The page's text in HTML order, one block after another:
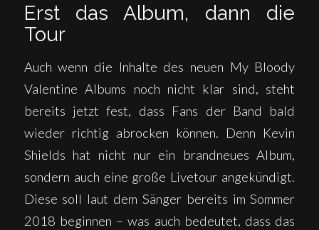
Erst das Album, dann die
Tour
Auch wenn die Inhalte des neuen My Bloody
Valentine Albums noch nicht klar sind, steht
bereits jetzt fest, dass Fans der Band bald
wieder richtig abrocken können. Denn Kevin
Shields hat nicht nur ein brandneues Album,
sondern auch eine große Livetour angekündigt.
Diese soll laut dem Sänger bereits im Sommer
2018 beginnen – was auch bedeutet, dass das